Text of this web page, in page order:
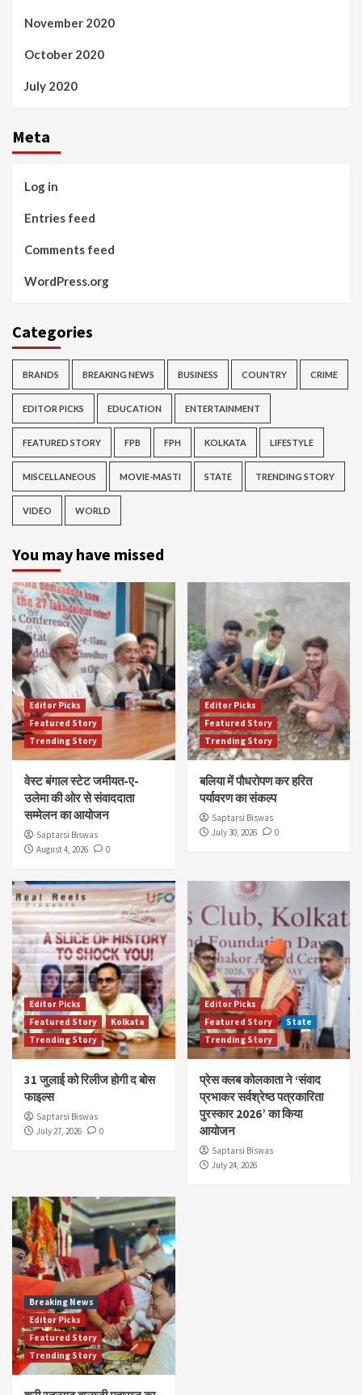
November 2020
October 2020
July 2020
Meta
Log in
Entries feed
Comments feed
WordPress.org
Categories
BRANDS BREAKING NEWS BUSINESS COUNTRY CRIME
EDITOR PICKS EDUCATION ENTERTAINMENT
FEATURED STORY FPB FPH KOLKATA LIFESTYLE
MISCELLANEOUS MOVIE-MASTI STATE TRENDING STORY
VIDEO WORLD
You may have missed
Editor Picks
Featured Story
Trending Story
वेस्ट बंगाल स्टेट जमीयत-ए-
उलेमा की ओर से संवाददाता
सम्मेलन का आयोजन
Saptarsi Biswas
August 4, 2026
0
Editor Picks
Featured Story
Trending Story
बलिया में पौधरोपण कर हरित
पर्यावरण का संकल्प
Saptarsi Biswas
July 30, 2026
0
Editor Picks
Featured Story
Kolkata
Trending Story
31 जुलाई को रिलीज होगी द बोस
फाइल्स
Saptarsi Biswas
July 27, 2026
0
Editor Picks
Featured Story
State
Trending Story
प्रेस क्लब कोलकाता ने ‘संवाद
प्रभाकर सर्वश्रेष्ठ पत्रकारिता
पुरस्कार 2026’ का किया
आयोजन
Saptarsi Biswas
July 24, 2026
Breaking News
Editor Picks
Featured Story
Trending Story